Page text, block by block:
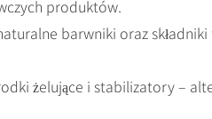
produktów.
barwniki oraz
żelujące i stabilizatory –